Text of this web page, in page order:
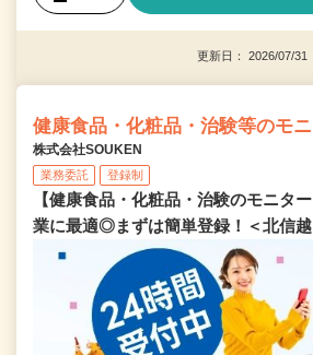
更新日： 2026/07/
健康食品・化粧品・治験等のモ
株式会社SOUKEN
業務委託 登録制
【健康食品・化粧品・治験のモニタ
業に最適◎まずは簡単登録！＜北信越